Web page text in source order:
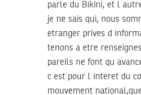
parle du Bikini, et l
je ne sais qui, nous
etranger prives d
tenons a etre
pareils ne font qu
c est pour l interet du
mouvement